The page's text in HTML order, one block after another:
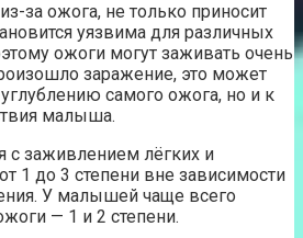
за ожога, не только приносит
уязвима для различных
ожоги могут заживать очень
заражение, это может
самого ожога, но и к
малыша.
с заживлением лёгких и
1 до 3 степени вне зависимости
У малышей чаще всего
— 1 и 2 степени.